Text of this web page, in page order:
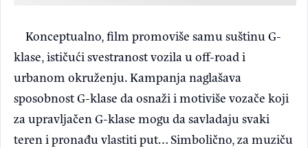
Konceptualno, film promoviše samu suštinu G-
klase, ističući svestranost vozila u off-road i
urbanom okruženju. Kampanja naglašava
sposobnost G-klase da osnaži i motiviše vozače koji
za upravljačen G-klase mogu da savladaju svaki
teren i pronađu vlastiti put… Simbolično, za muziču